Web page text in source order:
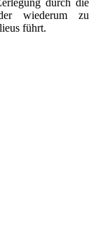
durch die
wiederum zu
führt.